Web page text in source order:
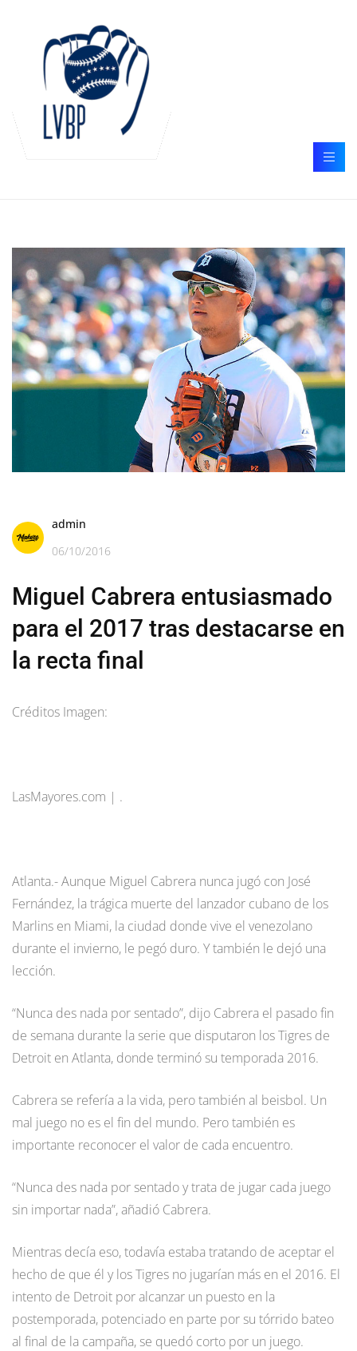
admin
06/10/2016
Miguel Cabrera entusiasmado
para el 2017 tras destacarse en
la recta final
Créditos Imagen:
LasMayores.com | .
Atlanta.- Aunque Miguel Cabrera nunca jugó con José
Fernández, la trágica muerte del lanzador cubano de los
Marlins en Miami, la ciudad donde vive el venezolano
durante el invierno, le pegó duro. Y también le dejó una
lección.
“Nunca des nada por sentado”, dijo Cabrera el pasado fin
de semana durante la serie que disputaron los Tigres de
Detroit en Atlanta, donde terminó su temporada 2016.
Cabrera se refería a la vida, pero también al beisbol. Un
mal juego no es el fin del mundo. Pero también es
importante reconocer el valor de cada encuentro.
“Nunca des nada por sentado y trata de jugar cada juego
sin importar nada”, añadió Cabrera.
Mientras decía eso, todavía estaba tratando de aceptar el
hecho de que él y los Tigres no jugarían más en el 2016. El
intento de Detroit por alcanzar un puesto en la
postemporada, potenciado en parte por su tórrido bateo
al final de la campaña, se quedó corto por un juego.